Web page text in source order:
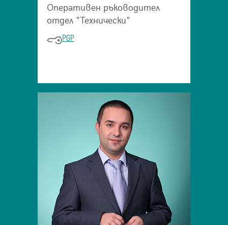
Оперативен ръководител
отдел "Технически"
PGP